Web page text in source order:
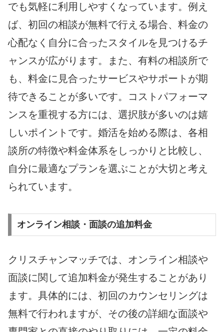
でも気軽に利用しやすくなっています。例え
ば、初回の相談が無料で行える場合、料金の
心配なく自分に合ったスタイルを見つけるチ
ャンスが広がります。また、有料の相談所で
も、料金に見合ったサービスやサポートが期
待できることが多いです。コストパフォーマ
ンスを重視する方には、選択肢が多いのは嬉
しいポイントです。婚活を始める際は、各相
談所の特徴や料金体系をしっかりと比較し、
自分に最適なプランを選ぶことが大切と考え
られています。
オンライン相談・面談の追加料金
クリスチャンマッチでは、オンライン相談や
面談に関して追加料金が発生することがあり
ます。具体的には、初回のカウンセリングは
無料で行われますが、その後の詳細な面談や